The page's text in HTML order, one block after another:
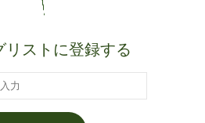
リストに登録する